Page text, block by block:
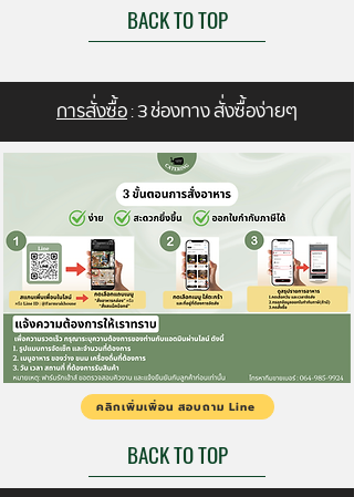
BACK TO TOP
การสั่งซื้อ: 3 ช่องทาง สั่งซื้อง่ายๆ
คลิกเพิ่มเพิ่อน สอบถาม Line
BACK TO TOP